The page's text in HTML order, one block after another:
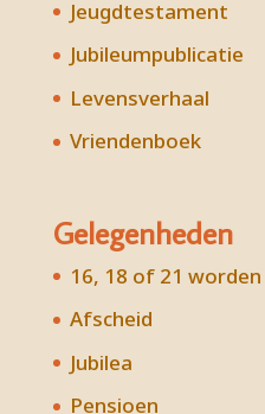
Jeugdtestament
Jubileumpublicatie
Levensverhaal
Vriendenboek
Gelegenheden
16, 18 of 21 worden
Afscheid
Jubilea
Pensioen